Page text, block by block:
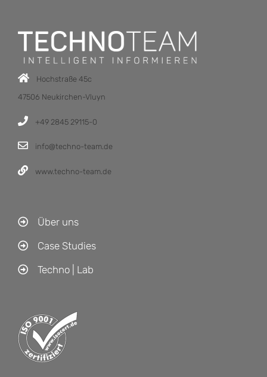
Hochstraße 45c
47506 Neukirchen-Vluyn
+49 2845 29115-0
info@techno-team.de
www.techno-team.de
Über uns
Case Studies
Techno | Lab